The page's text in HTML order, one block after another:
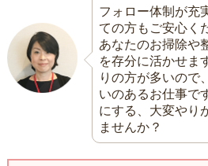
フォロー体制が充
ての方もご安心く
あなたのお掃除や
を存分に活かせま
りの方が多いので
いのあるお仕事で
にする、大変やり
ませんか？